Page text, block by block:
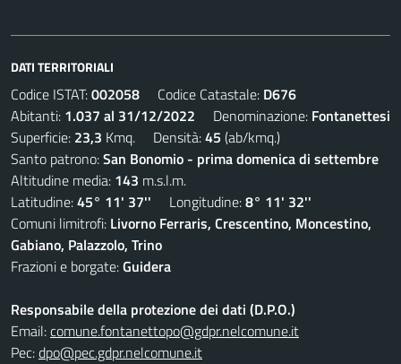
DATI TERRITORIALI
Codice ISTAT:002058 Codice Catastale: D676
Abitanti: 1.037 al 31/12/2022 Denominazione: Fontanettesi
Superficie: 23,3 Kmq. Densità:45 (ab/kmq.)
Santo patrono:San Bonomio - prima domenica di settembre
Altitudine media: 143 m.s.l.m.
Latitudine:45° 11' 37'' Longitudine:8° 11' 32''
Comuni limitrofi: Livorno Ferraris, Crescentino, Moncestino,
Gabiano, Palazzolo, Trino
Frazioni e borgate:Guidera
Responsabile della protezione dei dati (D.P.O.)
Email:comune.fontanettopo@gdpr.nelcomune.it
Pec:dpo@pec.gdpr.nelcomune.it